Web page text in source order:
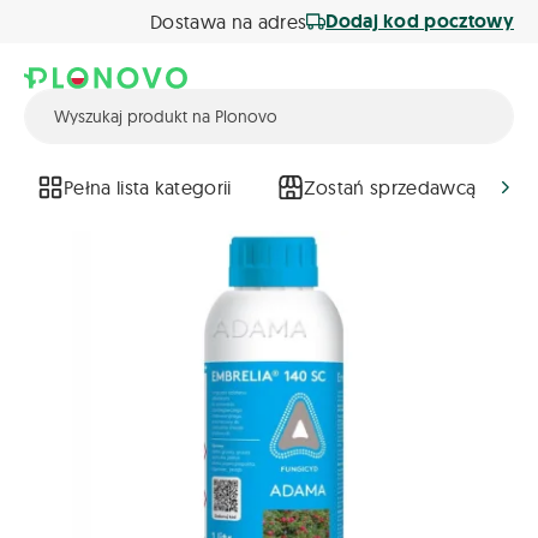
Dostawa na adres Dodaj kod pocztowy
Pełna lista kategorii Zostań sprzedawcą